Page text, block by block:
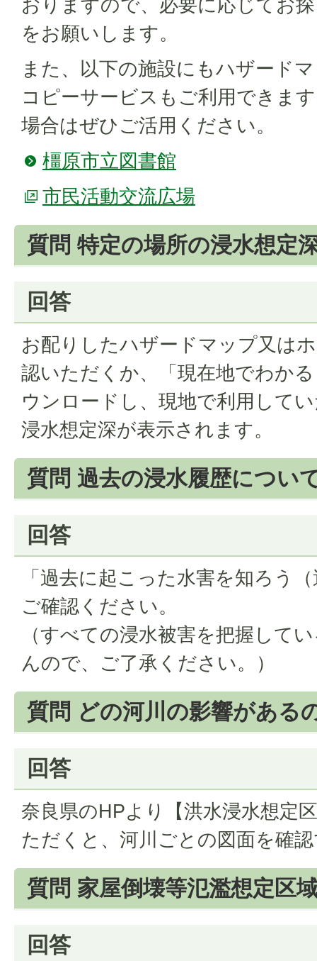
おりますので、必要に応じてお
をお願いします。
また、以下の施設にもハザード
コピーサービスもご利用できま
場合はぜひご活用ください。
橿原市立図書館
市民活動交流広場
質問 特定の場所の浸水想定
回答
お配りしたハザードマップ又は
認いただくか、「現在地でわか
ウンロードし、現地で利用して
浸水想定深が表示されます。
質問 過去の浸水履歴につい
回答
「過去に起こった水害を知ろう
ご確認ください。
（すべての浸水被害を把握して
んので、ご了承ください。）
質問 どの河川の影響がある
回答
奈良県のHPより【洪水浸水想定
ただくと、河川ごとの図面を確
質問 家屋倒壊等氾濫想定区
回答